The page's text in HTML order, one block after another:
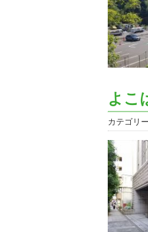
よこ
カテゴリー